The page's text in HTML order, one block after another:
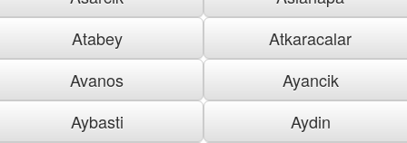
Atabey
Atkaracalar
Avanos
Ayancik
Aybasti
Aydin